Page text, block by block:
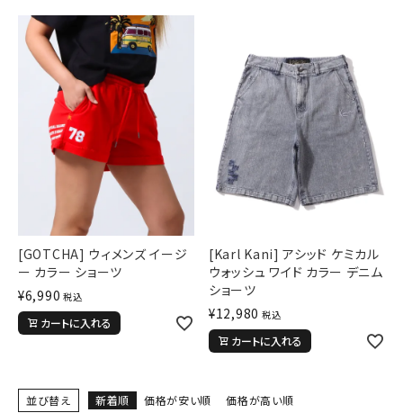
並び順
カテゴリ
サイズ
S
M
XL
XXL
XXXL
29inc
32inc
34inc
40inc
KIDS
[GOTCHA] ウィメンズ イージ
ー カラー ショーツ
¥6,990 税込
カートに入れる
[Karl Kani] アシッド ケミカル
ウォッシュ ワイド カラー デニム
ショーツ
¥12,980 税込
カートに入れる
並び替え 新着順 価格が安い順 価格が高い順